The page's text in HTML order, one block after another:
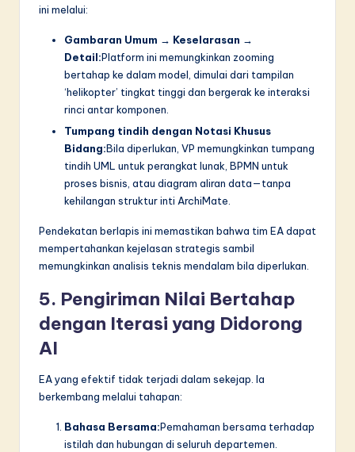
ini melalui:
Gambaran Umum → Keselarasan →
Detail:Platform ini memungkinkan zooming
bertahap ke dalam model, dimulai dari tampilan
‘helikopter’ tingkat tinggi dan bergerak ke interaksi
rinci antar komponen.
Tumpang tindih dengan Notasi Khusus
Bidang:Bila diperlukan, VP memungkinkan tumpang
tindih UML untuk perangkat lunak, BPMN untuk
proses bisnis, atau diagram aliran data—tanpa
kehilangan struktur inti ArchiMate.
Pendekatan berlapis ini memastikan bahwa tim EA dapat
mempertahankan kejelasan strategis sambil
memungkinkan analisis teknis mendalam bila diperlukan.
5. Pengiriman Nilai Bertahap
dengan Iterasi yang Didorong
AI
EA yang efektif tidak terjadi dalam sekejap. Ia
berkembang melalui tahapan:
Bahasa Bersama:Pemahaman bersama terhadap
istilah dan hubungan di seluruh departemen.